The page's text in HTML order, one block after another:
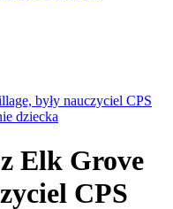
były nauczyciel CPS
dziecka
Elk Grove
CPS